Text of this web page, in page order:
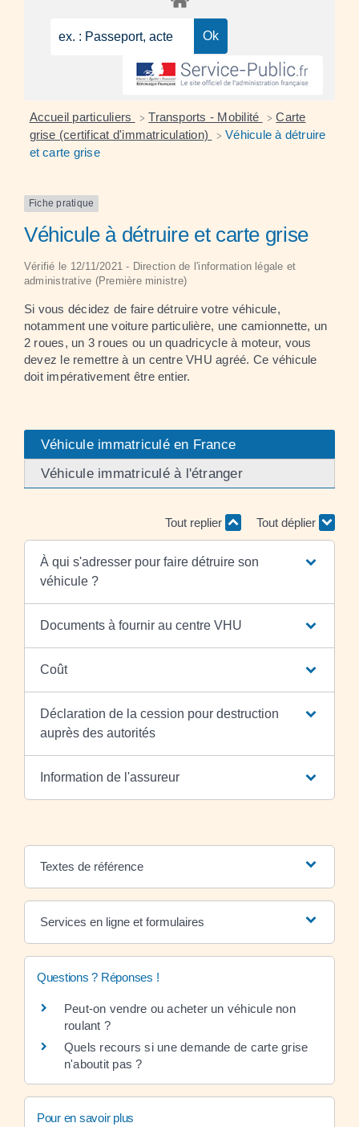
Accueil particuliers > Transports - Mobilité > Carte
grise (certificat d'immatriculation)
> Véhicule à détruire
et carte grise
Fiche pratique
Véhicule à détruire et carte grise
Vérifié le 12/11/2021 - Direction de l'information légale et
administrative (Première ministre)
Si vous décidez de faire détruire votre véhicule,
notamment une voiture particulière, une camionnette, un
2 roues, un 3 roues ou un quadricycle à moteur, vous
devez le remettre à un centre VHU agréé. Ce véhicule
doit impérativement être entier.
Véhicule immatriculé en France
Véhicule immatriculé à l'étranger
Tout replier Tout déplier
À qui s'adresser pour faire détruire son
véhicule ?
Documents à fournir au centre VHU
Coût
Déclaration de la cession pour destruction
auprès des autorités
Information de l'assureur
Textes de référence
Services en ligne et formulaires
Questions ? Réponses !
Peut-on vendre ou acheter un véhicule non
roulant ?
Quels recours si une demande de carte grise
n'aboutit pas ?
Pour en savoir plus